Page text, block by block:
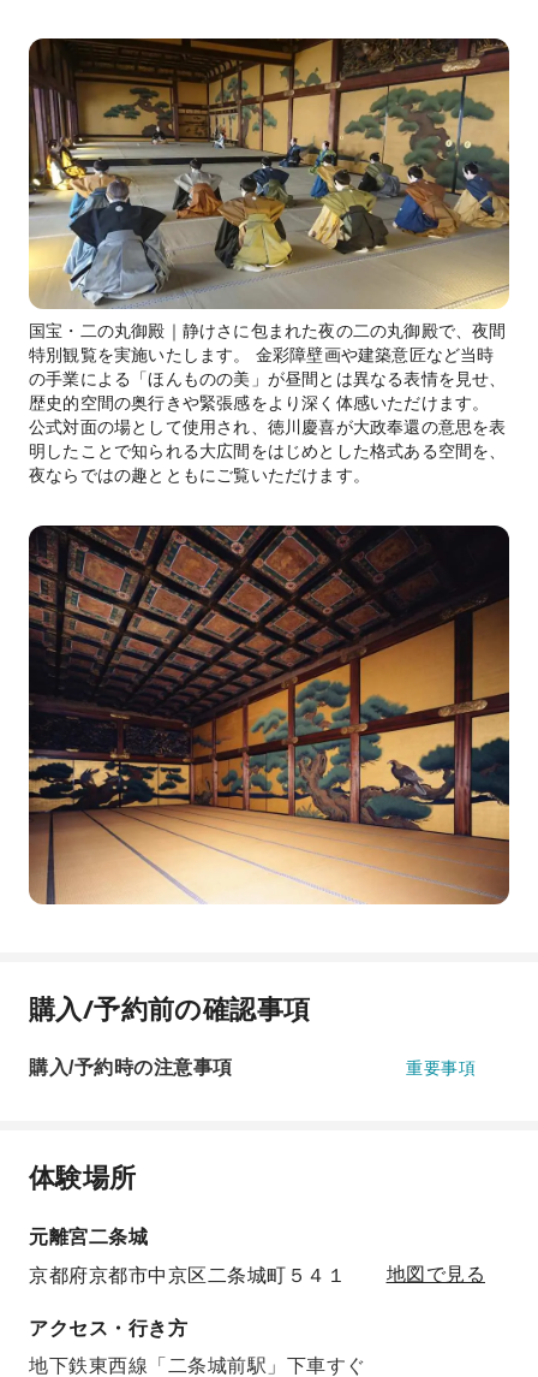
国宝・二の丸御殿｜静けさに包まれた夜の二の丸御殿で、夜間
特別観覧を実施いたします。 金彩障壁画や建築意匠など当時
の手業による「ほんものの美」が昼間とは異なる表情を見せ、
歴史的空間の奥行きや緊張感をより深く体感いただけます。
公式対面の場として使用され、徳川慶喜が大政奉還の意思を表
明したことで知られる大広間をはじめとした格式ある空間を、
夜ならではの趣とともにご覧いただけます。
購入/予約前の確認事項
購入/予約時の注意事項 重要事項
体験場所
元離宮二条城
京都府京都市中京区二条城町５４１
地図で見る
アクセス・行き方
地下鉄東西線「二条城前駅」下車すぐ